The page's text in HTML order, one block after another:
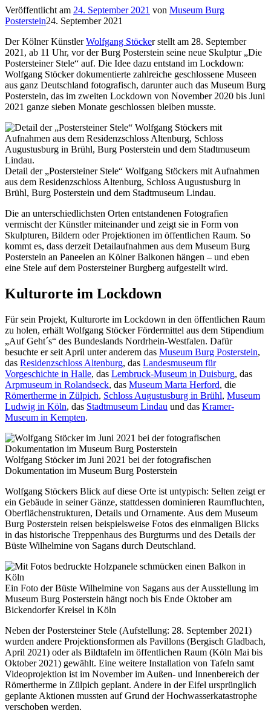
Veröffentlicht am 24. September 2021 von Museum Burg
Posterstein24. September 2021
Der Kölner KünstlerWolfgang Stöcker stellt am 28. September
2021, ab 11 Uhr, vor der Burg Posterstein seine neue Skulptur „Die
Postersteiner Stele“ auf. Die Idee dazu entstand im Lockdown:
Wolfgang Stöcker dokumentierte zahlreiche geschlossene Museen
aus ganz Deutschland fotografisch, darunter auch das Museum Burg
Posterstein, das im zweiten Lockdown von November 2020 bis Juni
2021 ganze sieben Monate geschlossen bleiben musste.
Detail der „Postersteiner Stele“ Wolfgang Stöckers mit Aufnahmen
aus dem Residenzschloss Altenburg, Schloss Augustusburg in
Brühl, Burg Posterstein und dem Stadtmuseum Lindau.
Die an unterschiedlichsten Orten entstandenen Fotografien
vermischt der Künstler miteinander und zeigt sie in Form von
Skulpturen, Bildern oder Projektionen im öffentlichen Raum. So
kommt es, dass derzeit Detailaufnahmen aus dem Museum Burg
Posterstein an Paneelen an Kölner Balkonen hängen – und eben
eine Stele auf dem Postersteiner Burgberg aufgestellt wird.
Kulturorte im Lockdown
Für sein Projekt, Kulturorte im Lockdown in den öffentlichen Raum
zu holen, erhält Wolfgang Stöcker Fördermittel aus dem Stipendium
„Auf Geht´s“ des Bundeslands Nordrhein-Westfalen. Dafür
besuchte er seit April unter anderem das Museum Burg Posterstein,
das Residenzschloss Altenburg, das Landesmuseum für
Vorgeschichte in Halle, das Lembruck-Museum in Duisburg, das
Arpmuseum in Rolandseck, das Museum Marta Herford, die
Römertherme in Zülpich, Schloss Augustusburg in Brühl, Museum
Ludwig in Köln, das Stadtmuseum Lindau und das Kramer-
Museum in Kempten.
Wolfgang Stöcker im Juni 2021 bei der fotografischen
Dokumentation im Museum Burg Posterstein
Wolfgang Stöckers Blick auf diese Orte ist untypisch: Selten zeigt er
ein Gebäude in seiner Gänze, stattdessen dominieren Raumfluchten,
Oberflächenstrukturen, Details und Ornamente. Aus dem Museum
Burg Posterstein reisen beispielsweise Fotos des einmaligen Blicks
in das historische Treppenhaus des Burgturms und des Details der
Büste Wilhelmine von Sagans durch Deutschland.
Ein Foto der Büste Wilhelmine von Sagans aus der Ausstellung im
Museum Burg Posterstein hängt noch bis Ende Oktober am
Bickendorfer Kreisel in Köln
Neben der Postersteiner Stele (Aufstellung: 28. September 2021)
wurden andere Projektionsformen als Pavillons (Bergisch Gladbach,
April 2021) oder als Bildtafeln im öffentlichen Raum (Köln Mai bis
Oktober 2021) gewählt. Eine weitere Installation von Tafeln samt
Videoprojektion ist im November im Außen- und Innenbereich der
Römertherme in Zülpich geplant. Andere in der Eifel ursprünglich
geplante Aktionen mussten auf Grund der Hochwasserkatastrophe
verschoben werden.